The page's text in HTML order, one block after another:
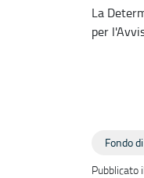
La
per
Fondo
Pubblicato